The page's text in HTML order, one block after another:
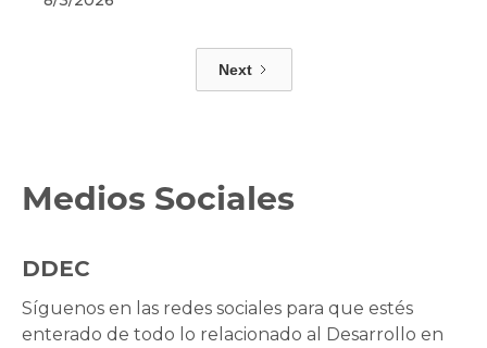
Next
Medios Sociales
DDEC
Síguenos en las redes sociales para que estés
enterado de todo lo relacionado al Desarrollo en